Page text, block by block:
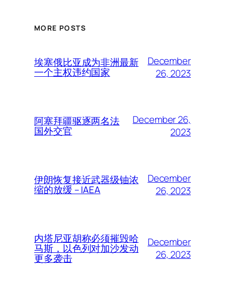
MORE POSTS
埃塞俄比亚成为非洲最新
一个主权违约国家
December
26, 2023
阿塞拜疆驱逐两名法
国外交官
December 26,
2023
伊朗恢复接近武器级铀浓
缩的放缓 – IAEA
December
26, 2023
内塔尼亚胡称必须摧毁哈
马斯，以色列对加沙发动
更多袭击
December
26, 2023